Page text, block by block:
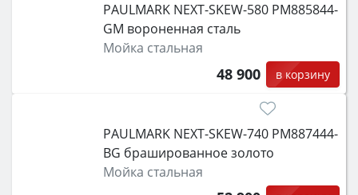
PAULMARK NEXT-SKEW-580 PM885844-
GM вороненная сталь
Мойка стальная
48 900 в корзину
PAULMARK NEXT-SKEW-740 PM887444-
BG брашированное золото
Мойка стальная